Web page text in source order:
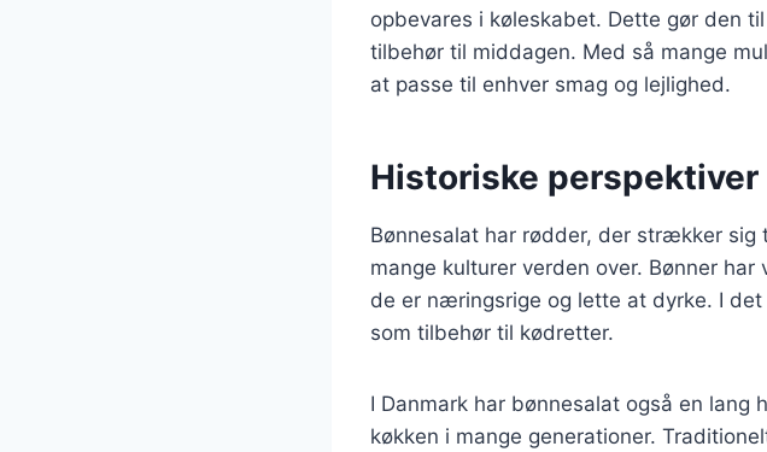
opbevares i køleskabet. Dette gør den
tilbehør til middagen. Med så mange
at passe til enhver smag og lejlighed.
Historiske
Bønnesalat har rødder, der strækker
mange kulturer verden over. Bønner
de er næringsrige og lette at dyrke. I
som tilbehør til kødretter.
I Danmark har bønnesalat også en
køkken i mange generationer.